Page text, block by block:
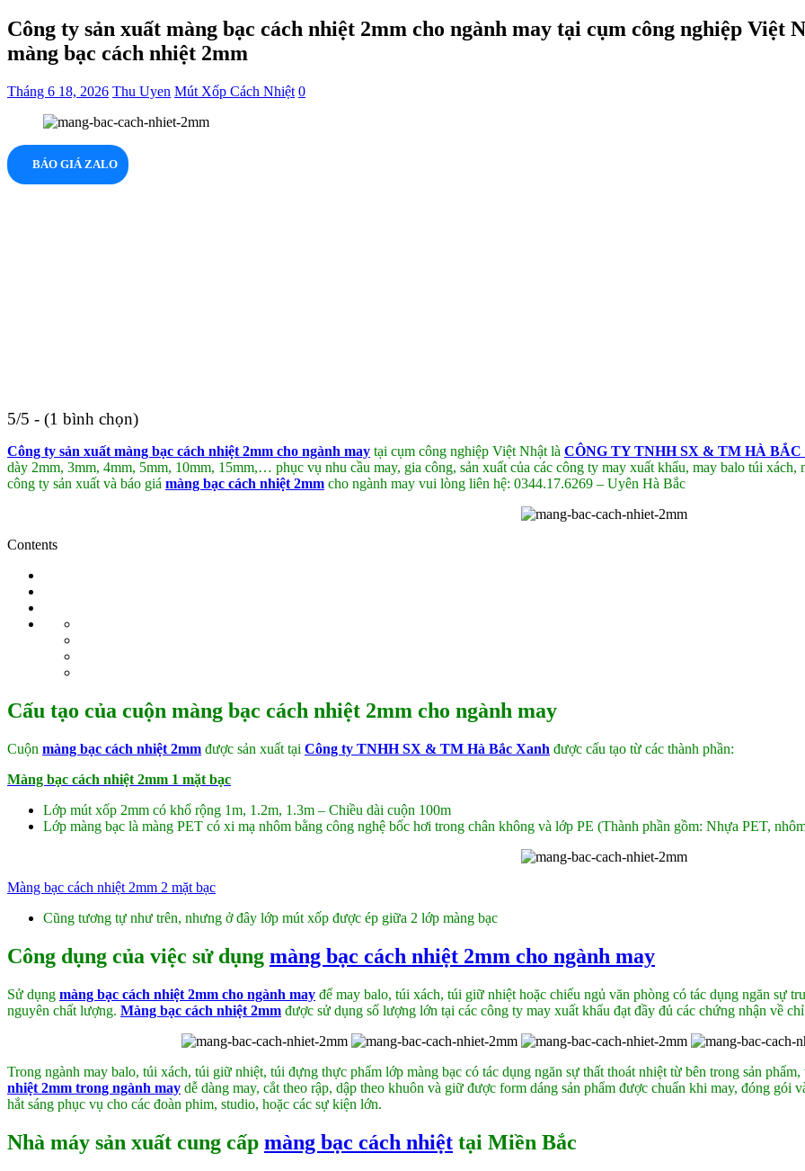
Công ty sản xuất màng bạc cách nhiệt 2mm cho ngành may tại cụm công nghiệp Việt
màng bạc cách nhiệt 2mm
Tháng 6 18, 2026 Thu Uyen Mút Xốp Cách Nhiệt 0
BÁO GIÁ ZALO
5/5 - (1 bình chọn)
Công ty sản xuất màng bạc cách nhiệt 2mm cho ngành may tại cụm công nghiệp Việt Nhật là CÔNG TY TNHH SX & TM HÀ
dày 2mm, 3mm, 4mm, 5mm, 10mm, 15mm,… phục vụ nhu cầu may, gia công, sản xuất của các công ty may xuất khẩu, may balo túi
công ty sản xuất và báo giá màng bạc cách nhiệt 2mm cho ngành may vui lòng liên hệ: 0344.17.6269 – Uyên Hà Bắc
Contents
Cấu tạo của cuộn màng bạc cách nhiệt 2mm cho ngành may
Cuộn màng bạc cách nhiệt 2mm được sản xuất tại Công ty TNHH SX & TM Hà Bắc Xanh được cấu tạo từ các thành phần:
Màng bạc cách nhiệt 2mm 1 mặt bạc
Lớp mút xốp 2mm có khổ rộng 1m, 1.2m, 1.3m – Chiều dài cuộn 100m
Lớp màng bạc là màng PET có xi mạ nhôm bằng công nghệ bốc hơi trong chân không và lớp PE (Thành phần gồm: Nhựa PET,
Màng bạc cách nhiệt 2mm 2 mặt bạc
Cũng tương tự như trên, nhưng ở đây lớp mút xốp được ép giữa 2 lớp màng bạc
Công dụng của việc sử dụng màng bạc cách nhiệt 2mm cho ngành may
Sử dụng màng bạc cách nhiệt 2mm cho ngành may để may balo, túi xách, túi giữ nhiệt hoặc chiếu ngủ văn phòng có tác dụng ngăn sự
nguyên chất lượng. Màng bạc cách nhiệt 2mm được sử dụng số lượng lớn tại các công ty may xuất khẩu đạt đầy đủ các chứng nhận về
Trong ngành may balo, túi xách, túi giữ nhiệt, túi đựng thực phẩm lớp màng bạc có tác dụng ngăn sự thất thoát nhiệt từ bên trong sản
nhiệt 2mm trong ngành may dễ dàng may, cắt theo rập, dập theo khuôn và giữ được form dáng sản phẩm được chuẩn khi may, đóng gói
hắt sáng phục vụ cho các đoàn phim, studio, hoặc các sự kiện lớn.
Nhà máy sản xuất cung cấp màng bạc cách nhiệt tại Miền Bắc